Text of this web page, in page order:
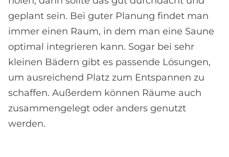
geplant sein. Bei guter Planung findet man
immer einen Raum, in dem man eine Saune
optimal integrieren kann. Sogar bei sehr
kleinen Bädern gibt es passende Lösungen,
um ausreichend Platz zum Entspannen zu
schaffen. Außerdem können Räume auch
zusammengelegt oder anders genutzt
werden.